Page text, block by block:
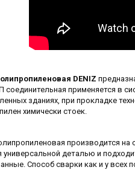
DENIZ
соединительная применяется в
зданиях, при прокладке
химически стоек.
производится
универсальной деталью и
Способ сварки как и у всех